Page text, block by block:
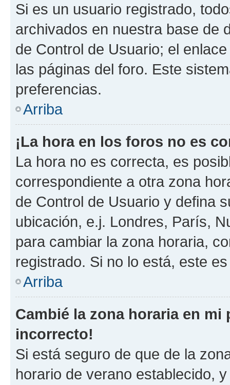
Si es un usuario registrado,
archivados en nuestra base de
de Control de Usuario; el
las páginas del foro. Este
preferencias.
Arriba
¡La hora en los foros no es
La hora no es correcta, es
correspondiente a otra zona
de Control de Usuario y defina
ubicación, e.j. Londres, París,
para cambiar la zona horaria,
registrado. Si no lo está, este
Arriba
Cambié la zona horaria en
incorrecto!
Si está seguro de que de la
horario de verano establecido,